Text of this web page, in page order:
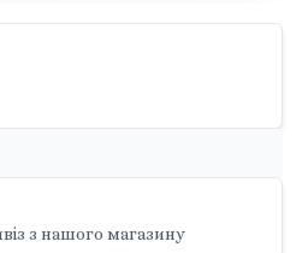
з нашого магазину